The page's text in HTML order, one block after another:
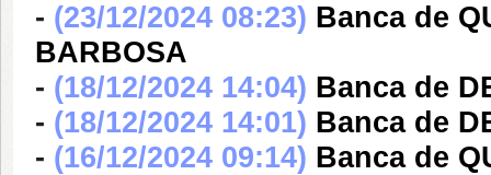
- (23/12/2024 08:23) Banca de
BARBOSA
- (18/12/2024 14:04) Banca de
- (18/12/2024 14:01) Banca de
- (16/12/2024 09:14) Banca de